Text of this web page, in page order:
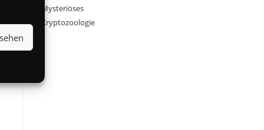
Mysteriöses
Kryptozoologie